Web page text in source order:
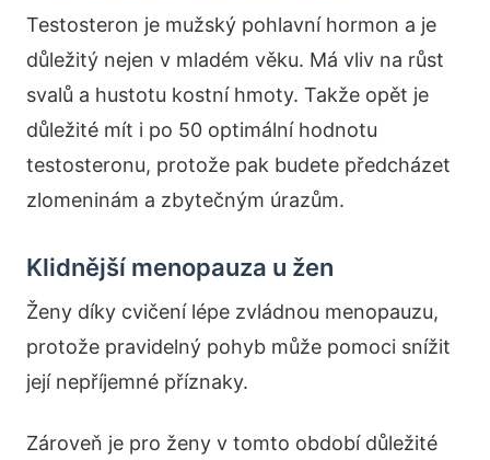
Testosteron je mužský pohlavní hormon a je
důležitý nejen v mladém věku. Má vliv na růst
svalů a hustotu kostní hmoty. Takže opět je
důležité mít i po 50 optimální hodnotu
testosteronu, protože pak budete předcházet
zlomeninám a zbytečným úrazům.
Klidnější menopauza u žen
Ženy díky cvičení lépe zvládnou menopauzu,
protože pravidelný pohyb může pomoci snížit
její nepříjemné příznaky.
Zároveň je pro ženy v tomto období důležité